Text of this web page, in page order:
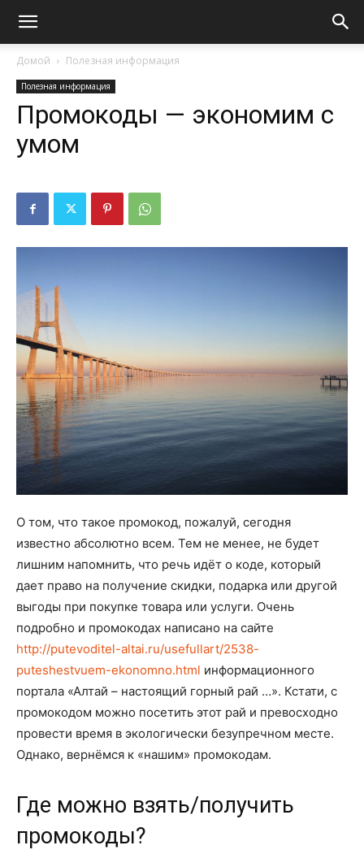
Домой Полезная информация
Полезная информация
Промокоды — экономим с
умом
О том, что такое промокод, пожалуй, сегодня
известно абсолютно всем. Тем не менее, не будет
лишним напомнить, что речь идёт о коде, который
дает право на получение скидки, подарка или другой
выгоды при покупке товара или услуги. Очень
подробно и промокодах написано на сайте
http://putevoditel-altai.ru/usefullart/2538-
puteshestvuem-ekonomno.html информационного
портала «Алтай – настоящий горный рай …». Кстати, с
промокодом можно посетить этот рай и превосходно
провести время в экологически безупречном месте.
Однако, вернёмся к «нашим» промокодам.
Где можно взять/получить
промокоды?